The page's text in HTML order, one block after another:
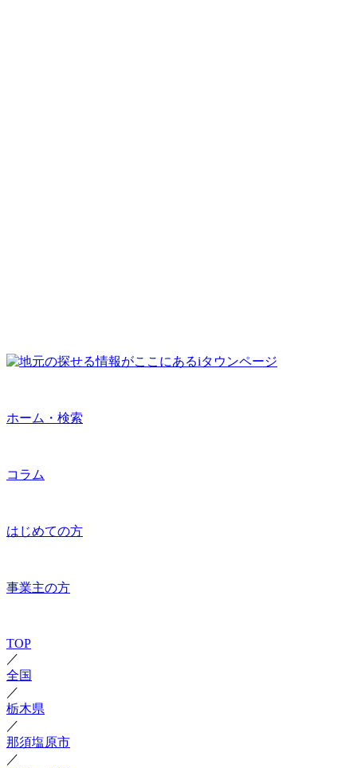
ホーム・検索
コラム
はじめての方
事業主の方
TOP
／
全国
／
栃木県
／
那須塩原市
／